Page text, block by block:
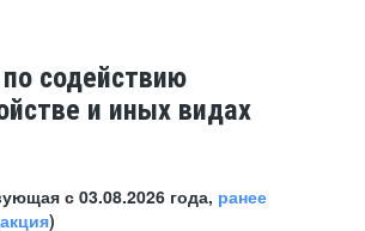
содействию
и иных видах
с 03.08.2026 года, ранее
)